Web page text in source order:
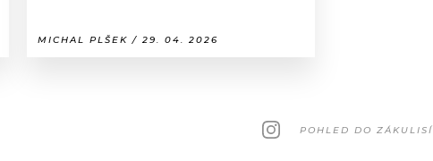
MICHAL PLŠEK / 29. 04. 2026
POHLED DO ZÁKULISÍ